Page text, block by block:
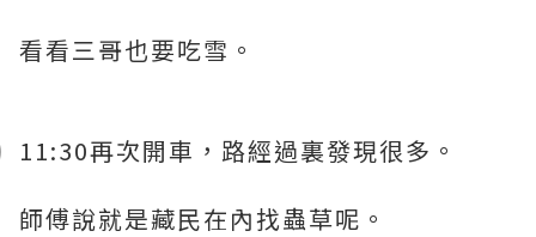
看看三哥也要吃雪。
11:30再次開車，路經過裏發現很多。
師傅說就是藏民在內找蟲草呢。